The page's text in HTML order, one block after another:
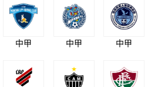
中甲 中甲 中甲